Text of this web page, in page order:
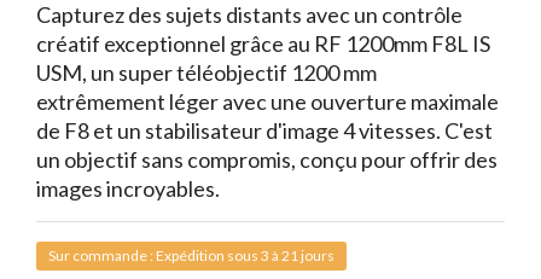
Capturez des sujets distants avec un contrôle
créatif exceptionnel grâce au RF 1200mm F8L IS
USM, un super téléobjectif 1200 mm
extrêmement léger avec une ouverture maximale
de F8 et un stabilisateur d'image 4 vitesses. C'est
un objectif sans compromis, conçu pour offrir des
images incroyables.
Sur commande : Expédition sous 3 à 21 jours